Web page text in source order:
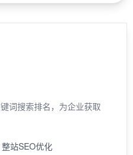
词搜索排名，为企业获取
整站SEO优化